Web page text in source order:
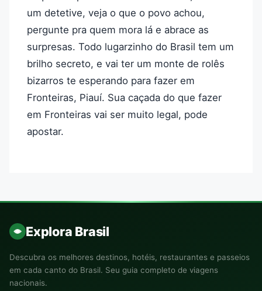
um detetive, veja o que o povo achou,
pergunte pra quem mora lá e abrace as
surpresas. Todo lugarzinho do Brasil tem um
brilho secreto, e vai ter um monte de rolês
bizarros te esperando para fazer em
Fronteiras, Piauí. Sua caçada do que fazer
em Fronteiras vai ser muito legal, pode
apostar.
Explora Brasil
Descubra os melhores destinos, hotéis, restaurantes e passeios
em cada canto do Brasil. Seu guia completo de viagens
nacionais.